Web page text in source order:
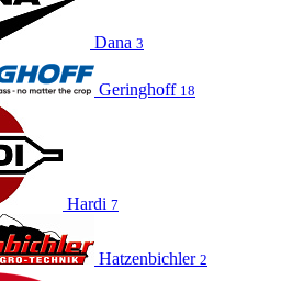
Dana 3
Geringhoff 18
Hardi 7
Hatzenbichler 2